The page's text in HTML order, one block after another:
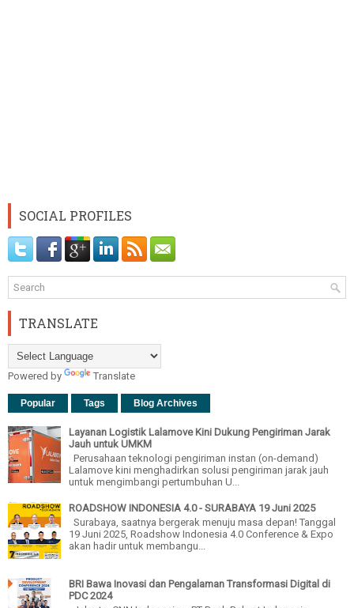
SOCIAL PROFILES
TRANSLATE
Powered by Translate
Popular Tags Blog Archives
Layanan Logistik Lalamove Kini Dukung Pengiriman Jarak
Jauh untuk UMKM
Perusahaan teknologi pengiriman instan (on-demand)
Lalamove kini menghadirkan solusi pengiriman jarak jauh
untuk mengimbangi pertumbuhan U...
ROADSHOW INDONESIA 4.0 - SURABAYA 19 Juni 2025
Surabaya, saatnya bergerak menuju masa depan! Tanggal
19 Juni 2025, Roadshow Indonesia 4.0 Conference & Expo
akan hadir untuk membangu...
BRI Bawa Inovasi dan Pengalaman Transformasi Digital di
PDC 2024